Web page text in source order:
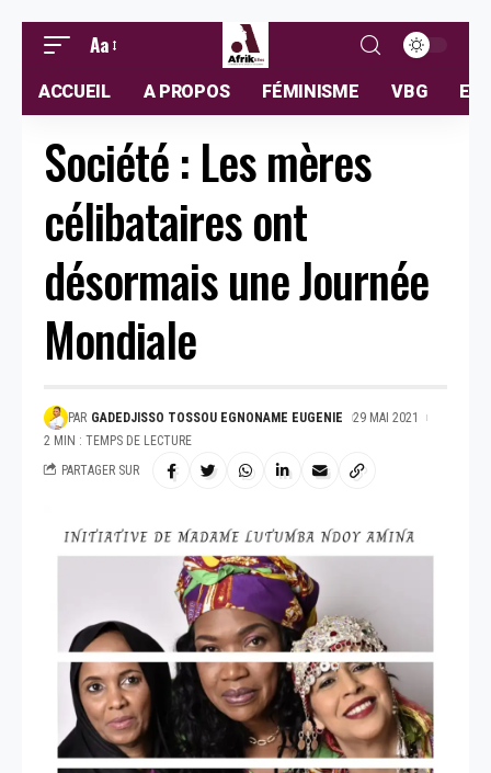
Aa
ACCUEIL A PROPOS FÉMINISME VBG
Société : Les mères
célibataires ont
désormais une Journée
Mondiale
PAR GADEDJISSO TOSSOU EGNONAME EUGENIE
29 MAI 2021
2 MIN : TEMPS DE LECTURE
PARTAGER SUR